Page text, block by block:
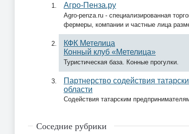
Агро-Пенза.ру
Agro-penza.ru - специализированная
фермеры, компании и частные лица
КФК Метелица
Конный клуб «Метелица»
Туристическая база. Конные прогулки.
Партнерство содействия
области
Содействия татарским
Соседние рубрики